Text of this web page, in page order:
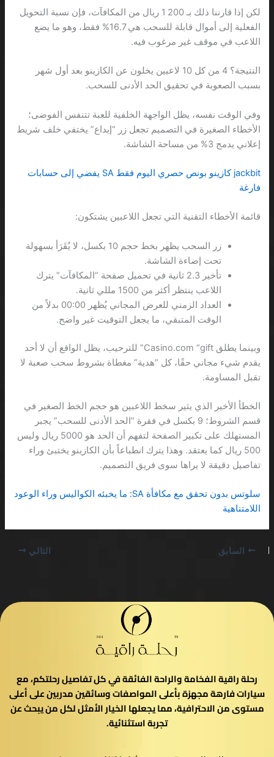
لكن إذا قارننا ذلك بـ 1 200 ريال من المكافآت، فإن نسبة التحويل
الفعلية إلى أموال قابلة للسحب هي 16.7% فقط، وهو ما يضع
اللاعب في موقف غير مرغوب فيه.
النتيجة؟ 4 من كل 10 لاعبين يخلون عن الكازينو بعد أول شهر
بسبب الصعوبة في تحقيق الحد الأدنى للسحب.
وفي الوقت نفسه، يظل الواجهة الخلفية للعبة تتنفس الفوضى؛
الأخطاء الصغيرة في التصميم تجعل زر “إيداع” يختفي خلف شريط
إعلاني يدمج 3% من مساحة الشاشة.
jackbit كازينو بونص حصري اليوم فقط SA يفضي إلى حسابات
فارغة
قائمة الأخطاء التقنية التي تجعل اللاعبين يشتكون:
زر السحب يظهر بخط حجم 10 بكسل، لا يُقَرَأ بسهولة
تحت إضاءة الشاشة.
تأخير 2.3 ثانية في تحميل صفحة “المكافآت” يترك
اللاعب ينتظر أكثر من 1500 مللي ثانية.
العداد الزمني للعرض المجاني يُظهر 00:00 بدلاً من
الوقت المتبقي، ما يجعل التوقيت غير واضح.
وبينما يطلق Casino.com “gift” للترحيب، يظل الواقع أن لا أحد
يقدم شيء مجاني حقًا، كل “هدية” مغطاة بشروط سحب صعبة لا
تقبل المساومة.
الخطأ الأخير الذي يثير سخط اللاعبين هو حجم الخط الصغير في
قسم الشروط؛ 9 بكسل في فقرة “الحد الأدنى للسحب” يجبر
المستهلك على تكبير الصفحة لتفهم أن الحد هو 5000 ريال وليس
500 ريال كما يعتقد. وهذا يترك انطباعاً بأن الكازينو يختبئ وراء
تفاصيل دقيقة لا يراها سوى فريق التصميم.
سلوتس بدون تحقق مع مكافأة SA: ما يخبئه الكواليس وراء الوعود
اللامتناهية
السابق التالي
رحلة راقية الفخامة والراحة الفائقة في كل تفاصيل رحلتكم، مع
سيارات فارهة مجهزة بأعلى المواصفات وسائقين مدربين على أعلى
مستوى من الاحترافية، مما يجعلها الخيار الأمثل لكل من يبحث عن
تجربة استثنائية.